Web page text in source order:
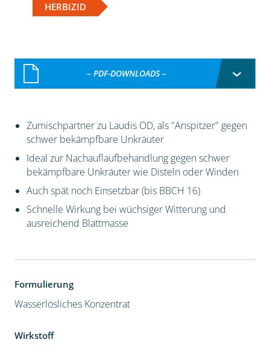
HERBIZID
– PDF-DOWNLOADS –
Zumischpartner zu Laudis OD, als "Anspitzer" gegen
schwer bekämpfbare Unkräuter
Ideal zur Nachauflaufbehandlung gegen schwer
bekämpfbare Unkräuter wie Disteln oder Winden
Auch spät noch Einsetzbar (bis BBCH 16)
Schnelle Wirkung bei wüchsiger Witterung und
ausreichend Blattmasse
Formulierung
Wasserlösliches Konzentrat
Wirkstoff